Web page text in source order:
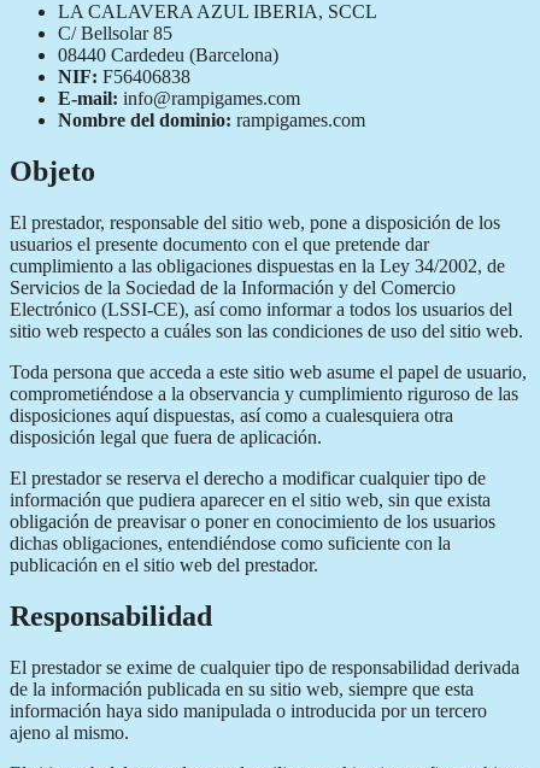
LA CALAVERA AZUL IBERIA, SCCL
C/ Bellsolar 85
08440 Cardedeu (Barcelona)
NIF: F56406838
E-mail: info@rampigames.com
Nombre del dominio: rampigames.com
Objeto
El prestador, responsable del sitio web, pone a disposición de los
usuarios el presente documento con el que pretende dar
cumplimiento a las obligaciones dispuestas en la Ley 34/2002, de
Servicios de la Sociedad de la Información y del Comercio
Electrónico (LSSI-CE), así como informar a todos los usuarios del
sitio web respecto a cuáles son las condiciones de uso del sitio web.
Toda persona que acceda a este sitio web asume el papel de usuario,
comprometiéndose a la observancia y cumplimiento riguroso de las
disposiciones aquí dispuestas, así como a cualesquiera otra
disposición legal que fuera de aplicación.
El prestador se reserva el derecho a modificar cualquier tipo de
información que pudiera aparecer en el sitio web, sin que exista
obligación de preavisar o poner en conocimiento de los usuarios
dichas obligaciones, entendiéndose como suficiente con la
publicación en el sitio web del prestador.
Responsabilidad
El prestador se exime de cualquier tipo de responsabilidad derivada
de la información publicada en su sitio web, siempre que esta
información haya sido manipulada o introducida por un tercero
ajeno al mismo.